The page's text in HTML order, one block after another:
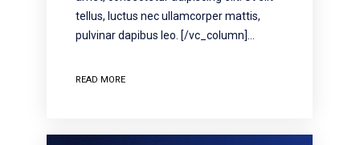
tellus, luctus nec ullamcorper mattis,
pulvinar dapibus leo. [/vc_column]…
READ MORE